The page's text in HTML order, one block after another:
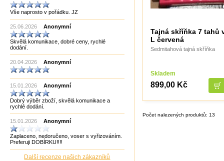
Tajná skříňka 7 tahů
L červená
Sedmitahová tajná skříňka
Skladem
899,00 Kč
Počet nalezených produktů: 13
Manopoulos
MF3
mf8
MoYu
Německo
Německo Bartl
Německo HCM
New Pelikan
Old Pelikan
Out of the blue
Philos
Piatnik
Puzzle Master Kanada
QiYi
RADEMIC
Recent Toys
Robetoy
Robetoy,Bartl
Rubiks
Rumunsko
Vše naprosto v pořádku. JZ
25.06.2026 Anonymní
Skvělá komunikace, dobré ceny, rychlé
dodání.
20.04.2026 Anonymní
15.01.2026 Anonymní
Dobrý výběr zboží, skvělá komunikace a
rychlé dodání.
15.01.2026 Anonymní
Zaplaceno, nedoručeno, voser s vyřizováním.
Preferuji DOBÍRKU!!!!
Další recenze našich zákazníků